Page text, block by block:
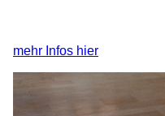
mehr Infos hier